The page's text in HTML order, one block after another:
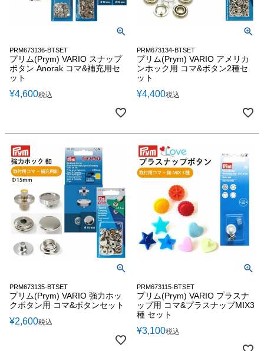
PRM673136-BTSET
プリム(Prym) VARIO スナップ
ボタン Anorak コマ&補充用セ
ット
¥4,600税込
PRM673134-BTSET
プリム(Prym) VARIO アメリカ
ンホック用 コマ&ボタン2種セ
ット
¥4,400税込
PRM673135-BTSET
プリム(Prym) VARIO 強力ホッ
クボタン用 コマ&ボタンセット
¥2,600税込
PRM673115-BTSET
プリム(Prym) VARIO プラスナ
ップ用 コマ&プラスナップMIX3
種 セット
¥3,100税込